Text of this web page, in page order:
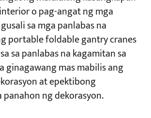
o pag-angat ng mga
sa mga panlabas na
portable foldable gantry cranes
sa panlabas na kagamitan sa
ginagawang mas mabilis ang
at epektibong
panahon ng dekorasyon.